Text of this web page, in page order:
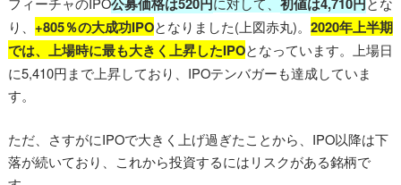
り、 +805％の大成功IPOとなりました(上図赤丸)。 2020年上半期
では、上場時に最も大きく上昇したIPOとなっています。上場日
に5,410円まで上昇しており、IPOテンバガーも達成していま
す。
ただ、さすがにIPOで大きく上げ過ぎたことから、IPO以降は下
落が続いており、これから投資するにはリスクがある銘柄で